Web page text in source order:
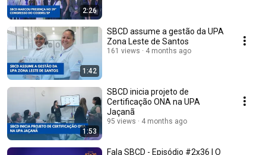
2:26
1:42
SBCD assume a gestão da UPA
Zona Leste de Santos
161 views 4 months ago
1:53
SBCD inicia projeto de
Certificação ONA na UPA
Jaçanã
95 views 4 months ago
Fala SBCD - Episódio #2x36 | O